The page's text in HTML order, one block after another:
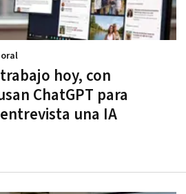
hoy, con
ChatGPT para
una IA